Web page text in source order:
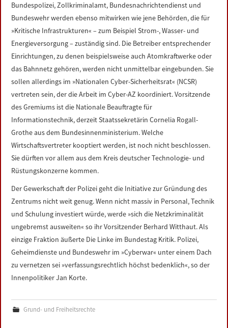
Bundespolizei, Zollkriminalamt, Bundesnachrichtendienst und
Bundeswehr werden ebenso mitwirken wie jene Behörden, die für
»Kritische Infrastrukturen« – zum Beispiel Strom-, Wasser- und
Energieversorgung – zuständig sind. Die Betreiber entsprechender
Einrichtungen, zu denen beispielsweise auch Atomkraftwerke oder
das Bahnnetz gehören, werden nicht unmittelbar eingebunden. Sie
sollen allerdings im »Nationalen Cyber-Sicherheitsrat« (NCSR)
vertreten sein, der die Arbeit im Cyber-AZ koordiniert. Vorsitzende
des Gremiums ist die Nationale Beauftragte für
Informationstechnik, derzeit Staatssekretärin Cornelia Rogall-
Grothe aus dem Bundesinnenministerium. Welche
Wirtschaftsvertreter kooptiert werden, ist noch nicht beschlossen.
Sie dürften vor allem aus dem Kreis deutscher Technologie- und
Rüstungskonzerne kommen.
Der Gewerkschaft der Polizei geht die Initiative zur Gründung des
Zentrums nicht weit genug. Wenn nicht massiv in Personal, Technik
und Schulung investiert würde, werde »sich die Netzkriminalität
ungebremst ausweiten« so ihr Vorsitzender Berhard Witthaut. Als
einzige Fraktion äußerte Die Linke im Bundestag Kritik. Polizei,
Geheimdienste und Bundeswehr im »Cyberwar« unter einem Dach
zu vernetzen sei »verfassungsrechtlich höchst bedenklich«, so der
Innenpolitiker Jan Korte.
Grund- und Freiheitsrechte